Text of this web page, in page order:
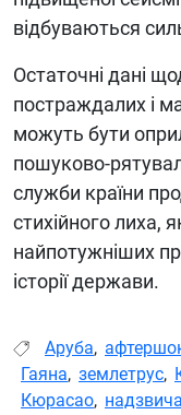
відбуваються
Остаточні дані
постраждалих і
можуть бути
пошуково-
служби країни
стихійного лиха,
найпотужніших
історії держави.
Аруба,
Гаяна, землетрус,
Кюрасао,